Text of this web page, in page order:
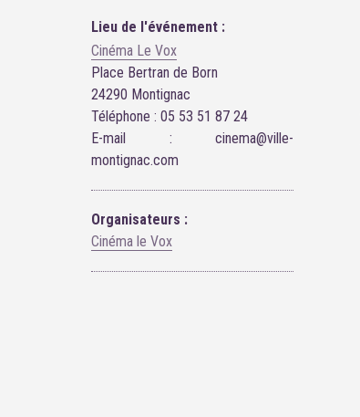
Lieu de l'événement :
Cinéma Le Vox
Place Bertran de Born
24290 Montignac
Téléphone : 05 53 51 87 24
E-mail : cinema@ville-
montignac.com
Organisateurs :
Cinéma le Vox